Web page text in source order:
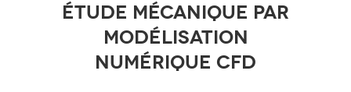
Étude mécanique par
modélisation
numérique CFD